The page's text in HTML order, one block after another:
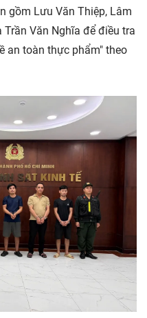
gồm Lưu Văn Thiệp, Lâm
Văn Nghĩa để điều tra
an toàn thực phẩm" theo